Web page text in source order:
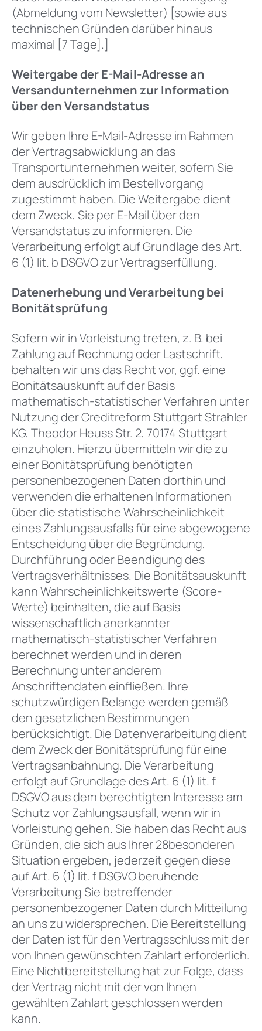
(Abmeldung vom Newsletter) [sowie aus
technischen Gründen darüber hinaus
maximal [7 Tage].]
Weitergabe der E-Mail-Adresse an
Versandunternehmen zur Information
über den Versandstatus
Wir geben Ihre E-Mail-Adresse im Rahmen
der Vertragsabwicklung an das
Transportunternehmen weiter, sofern Sie
dem ausdrücklich im Bestellvorgang
zugestimmt haben. Die Weitergabe dient
dem Zweck, Sie per E-Mail über den
Versandstatus zu informieren. Die
Verarbeitung erfolgt auf Grundlage des Art.
6 (1) lit. b DSGVO zur Vertragserfüllung.
Datenerhebung und Verarbeitung bei
Bonitätsprüfung
Sofern wir in Vorleistung treten, z. B. bei
Zahlung auf Rechnung oder Lastschrift,
behalten wir uns das Recht vor, ggf. eine
Bonitätsauskunft auf der Basis
mathematisch-statistischer Verfahren unter
Nutzung der Creditreform Stuttgart Strahler
KG, Theodor Heuss Str. 2, 70174 Stuttgart
einzuholen. Hierzu übermitteln wir die zu
einer Bonitätsprüfung benötigten
personenbezogenen Daten dorthin und
verwenden die erhaltenen Informationen
über die statistische Wahrscheinlichkeit
eines Zahlungsausfalls für eine abgewogene
Entscheidung über die Begründung,
Durchführung oder Beendigung des
Vertragsverhältnisses. Die Bonitätsauskunft
kann Wahrscheinlichkeitswerte (Score-
Werte) beinhalten, die auf Basis
wissenschaftlich anerkannter
mathematisch-statistischer Verfahren
berechnet werden und in deren
Berechnung unter anderem
Anschriftendaten einfließen. Ihre
schutzwürdigen Belange werden gemäß
den gesetzlichen Bestimmungen
berücksichtigt. Die Datenverarbeitung dient
dem Zweck der Bonitätsprüfung für eine
Vertragsanbahnung. Die Verarbeitung
erfolgt auf Grundlage des Art. 6 (1) lit. f
DSGVO aus dem berechtigten Interesse am
Schutz vor Zahlungsausfall, wenn wir in
Vorleistung gehen. Sie haben das Recht aus
Gründen, die sich aus Ihrer 28besonderen
Situation ergeben, jederzeit gegen diese
auf Art. 6 (1) lit. f DSGVO beruhende
Verarbeitung Sie betreffender
personenbezogener Daten durch Mitteilung
an uns zu widersprechen. Die Bereitstellung
der Daten ist für den Vertragsschluss mit der
von Ihnen gewünschten Zahlart erforderlich.
Eine Nichtbereitstellung hat zur Folge, dass
der Vertrag nicht mit der von Ihnen
gewählten Zahlart geschlossen werden
kann.